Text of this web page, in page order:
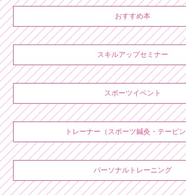
おすすめ本
スキルアップセミナー
スポーツイベント
トレーナー（スポーツ鍼灸・テーピン
パーソナルトレーニング